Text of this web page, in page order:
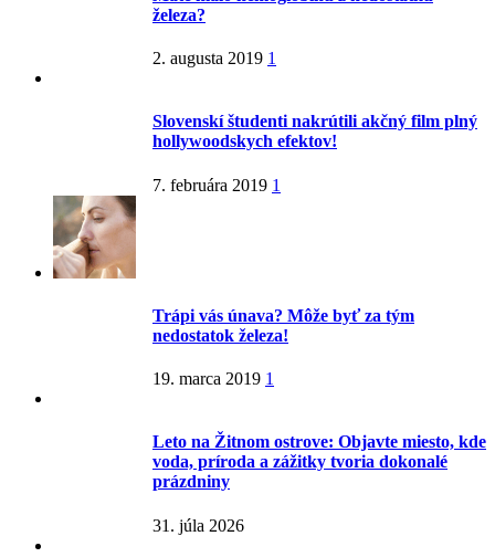
železa?
2. augusta 2019 1
Slovenskí študenti nakrútili akčný film plný
hollywoodskych efektov!
7. februára 2019 1
Trápi vás únava? Môže byť za tým
nedostatok železa!
19. marca 2019 1
Leto na Žitnom ostrove: Objavte miesto, kde
voda, príroda a zážitky tvoria dokonalé
prázdniny
31. júla 2026